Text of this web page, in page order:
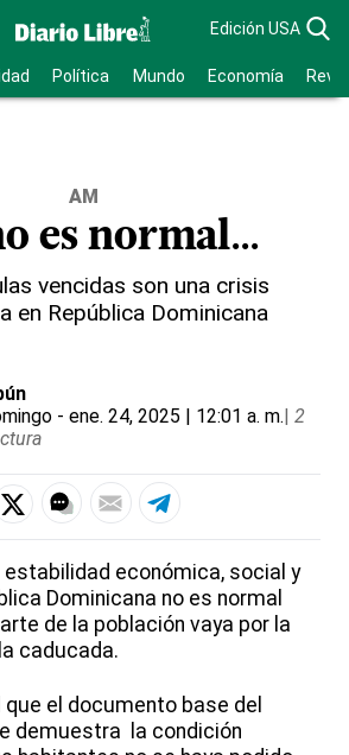
Edición USA
Política Mundo Economía
AM
es normal...
vencidas son una crisis
en República Dominicana
- ene. 24, 2025 | 12:01 a. m.| 2
estabilidad económica, social y
Dominicana no es normal
de la población vaya por la
caducada.
que el documento base del
demuestra la condición